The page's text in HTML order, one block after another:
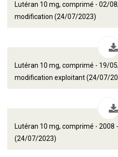
Lutéran 10 mg, comprimé - 02/
modification (24/07/2023)
Lutéran 10 mg, comprimé - 19/
modification exploitant (24/07/
Lutéran 10 mg, comprimé - 2008
(24/07/2023)